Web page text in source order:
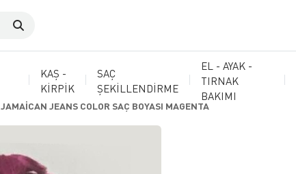
KAŞ -
KİRPİK
SAÇ
ŞEKİLLENDİRME
EL - AYAK -
TIRNAK
BAKIMI
JAMAİCAN JEANS COLOR SAÇ BOYASI MAGENTA